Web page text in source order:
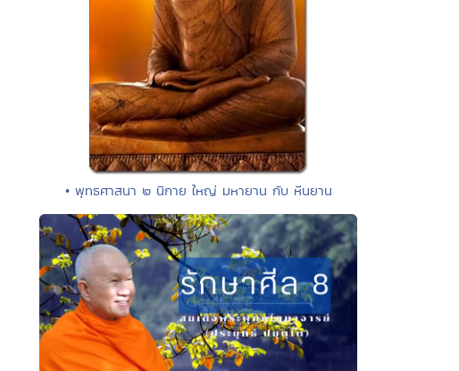
• พุทธศาสนา ๒ นิกาย ใหญ่ มหายาน กับ หีนยาน